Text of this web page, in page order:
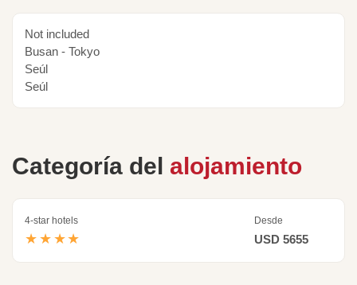
Not included
Busan - Tokyo
Seúl
Seúl
Categoría del alojamiento
4-star hotels
★★★★
Desde
USD 5655